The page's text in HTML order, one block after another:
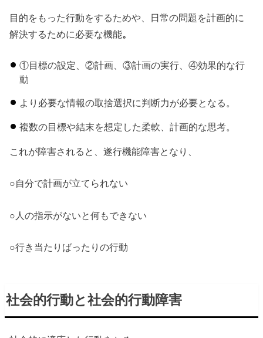
目的をもった行動をするためや、日常の問題を計画的に
解決するために必要な機能。
①目標の設定、②計画、③計画の実行、④効果的な行
動
より必要な情報の取捨選択に判断力が必要となる。
複数の目標や結末を想定した柔軟、計画的な思考。
これが障害されると、遂行機能障害となり、
○自分で計画が立てられない
○人の指示がないと何もできない
○行き当たりばったりの行動
社会的行動と社会的行動障害